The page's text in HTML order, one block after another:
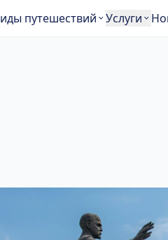
путешествий Услуги